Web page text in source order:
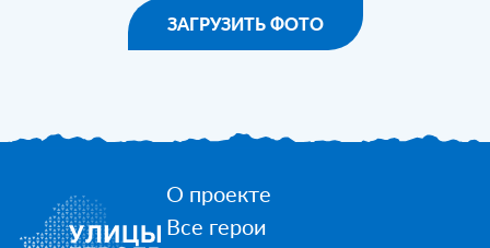
ЗАГРУЗИТЬ ФОТО
О проекте
Все герои